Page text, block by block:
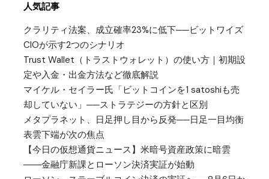
人気記事
クラリティ法案、成立確率23%に低下──ビットワイズ
CIOが示す2つのシナリオ
Trust Wallet（トラストウォレット）の使い方｜初期設
定や入金・出金方法など徹底解説
マイケル・セイラー氏「ビットコインを1 satoshiも売
却していない」──ストラテジーの方針と区別
メタプラネット、日足押し目から反発──日足一目均衡
表雲下端が次の焦点
【今日の仮想通貨ニュース】米暗号資産政策に暗雲
――金融庁新課とローソン決済実証が始動